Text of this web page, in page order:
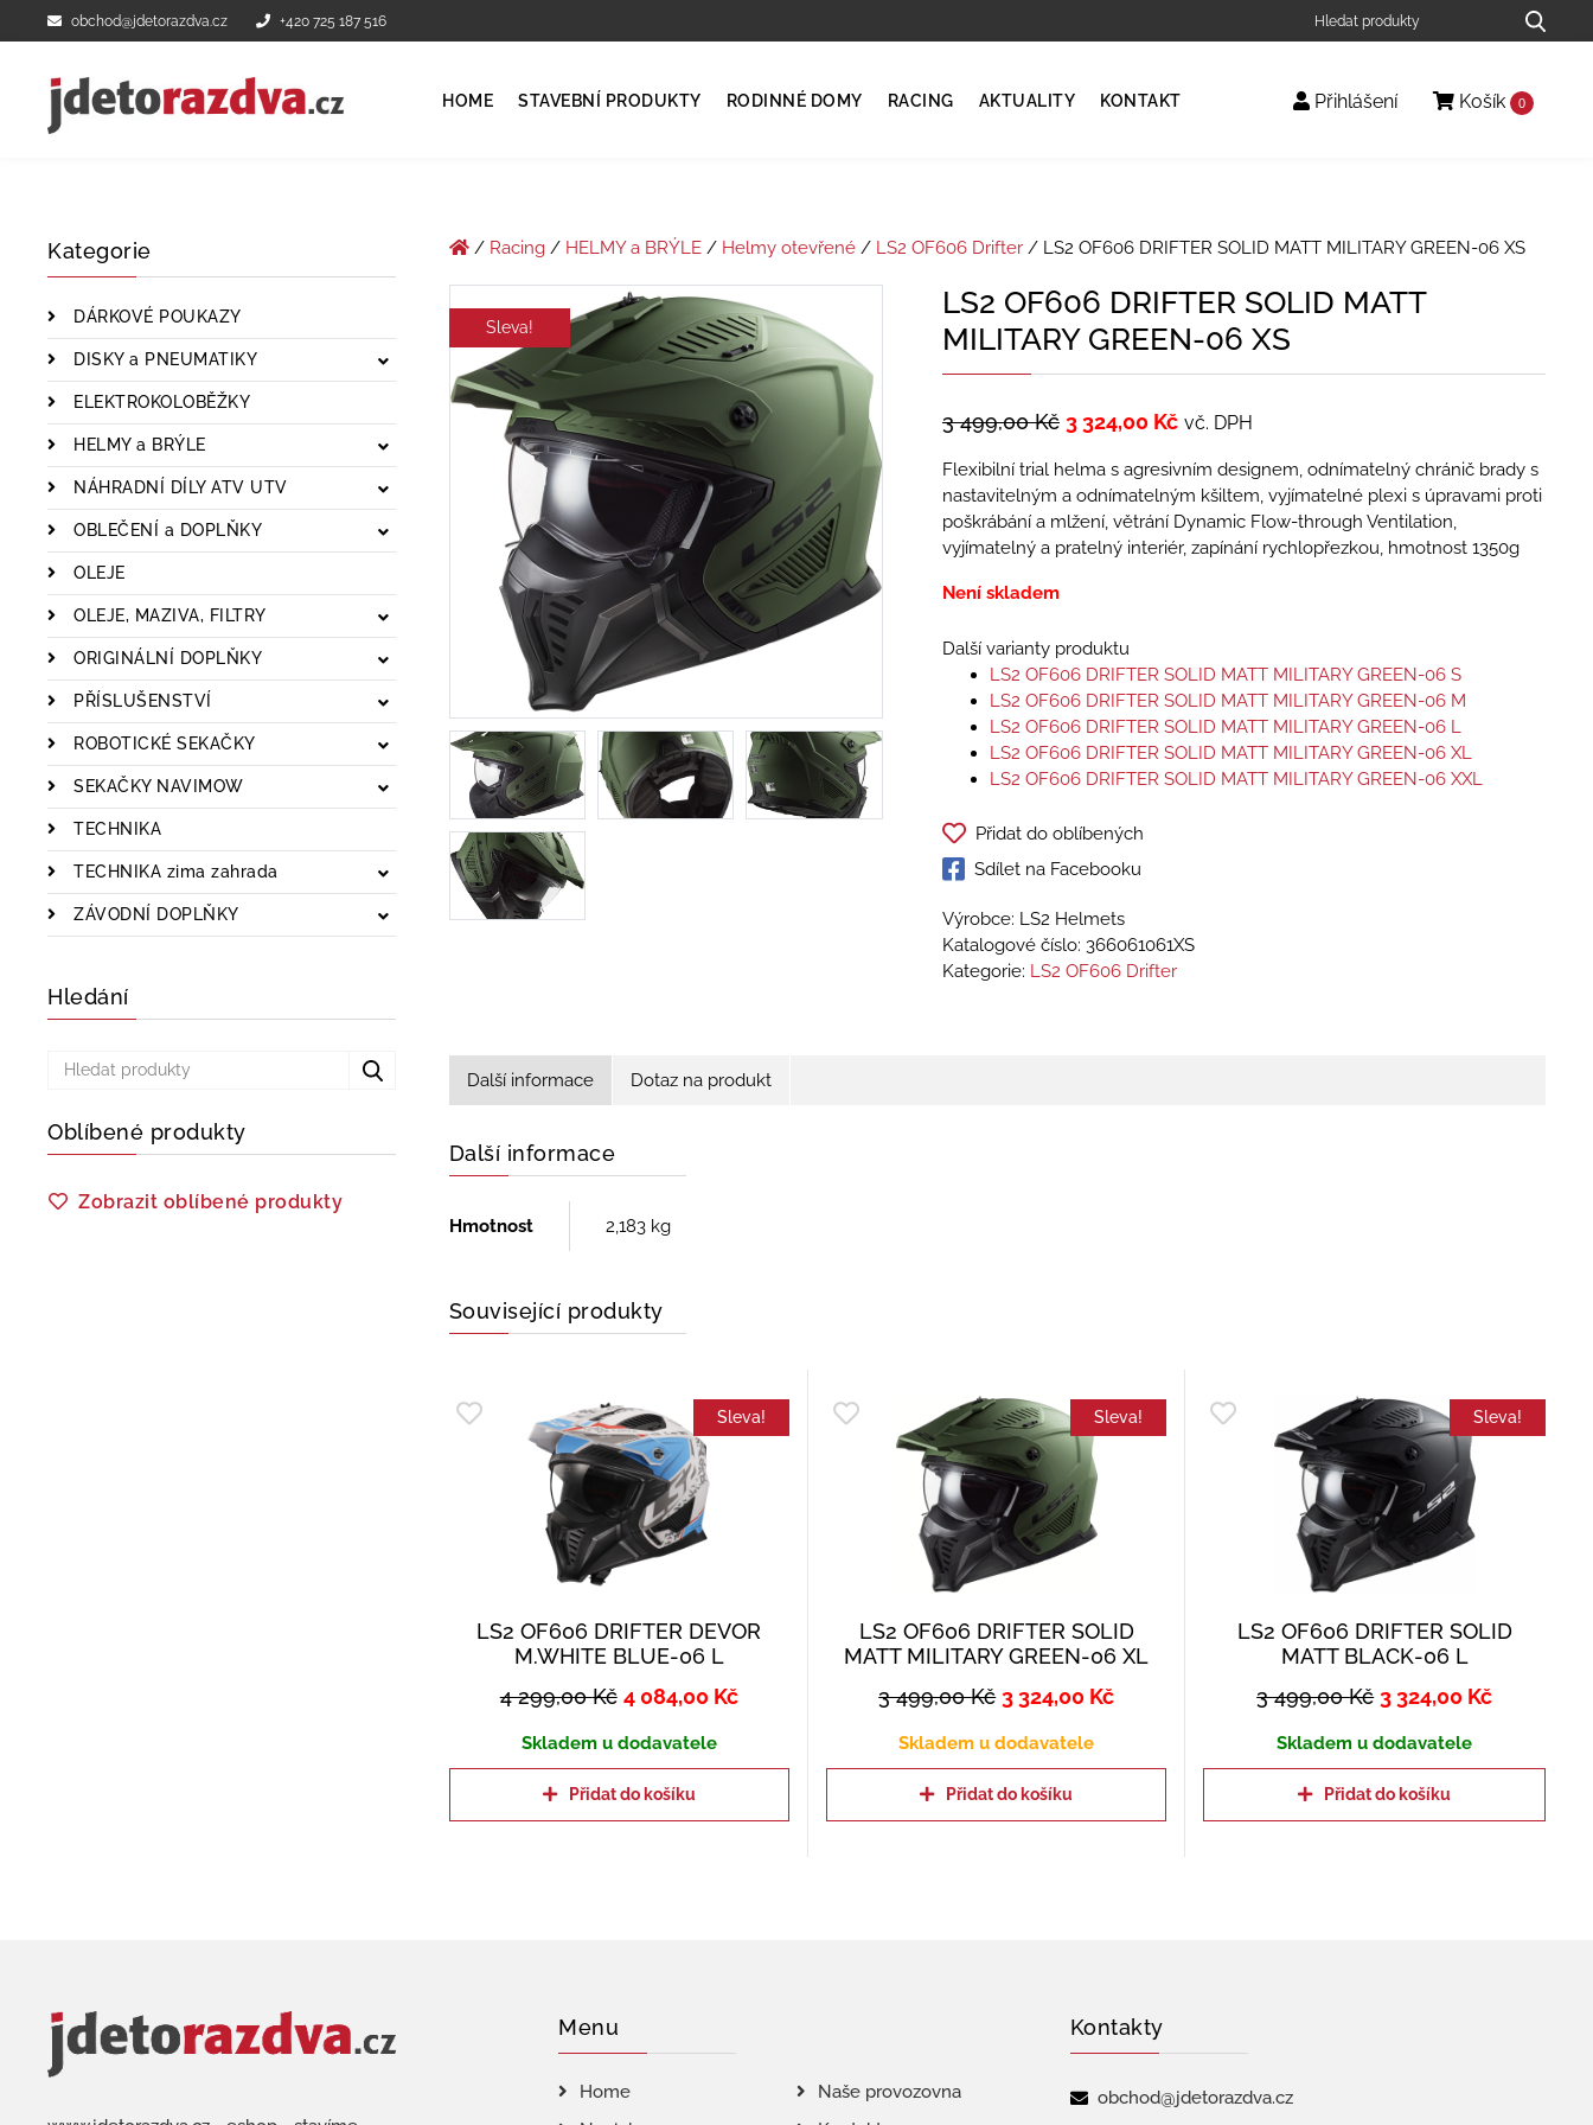
obchod@jdetorazdva.cz +420 725 187 516
HOME STAVEBNÍ PRODUKTY RODINNÉ DOMY RACING AKTUALITY KONTAKT Přihlášení Košík 0
Kategorie
DÁRKOVÉ POUKAZY
DISKY a PNEUMATIKY
ELEKTROKOLOBĚŽKY
HELMY a BRÝLE
NÁHRADNÍ DÍLY ATV UTV
OBLEČENÍ a DOPLŇKY
OLEJE
OLEJE, MAZIVA, FILTRY
ORIGINÁLNÍ DOPLŇKY
PŘÍSLUŠENSTVÍ
ROBOTICKÉ SEKAČKY
SEKAČKY NAVIMOW
TECHNIKA
TECHNIKA zima zahrada
ZÁVODNÍ DOPLŇKY
Hledání
Oblíbené produkty
Zobrazit oblíbené produkty
/ Racing/ HELMY a BRÝLE/ Helmy otevřené/ LS2 OF606 Drifter/ LS2 OF606 DRIFTER SOLID MATT MILITARY GREEN-06 XS
Sleva!
LS2 OF606 DRIFTER SOLID MATT
MILITARY GREEN-06 XS
3 499,00Kč 3 324,00 Kč vč. DPH
Flexibilní trial helma s agresivním designem, odnímatelný chránič brady s
nastavitelným a odnímatelným kšiltem, vyjímatelné plexi s úpravami proti
poškrábání a mlžení, větrání Dynamic Flow-­through Ventilation,
vyjímatelný a pratelný interiér, zapínání rychlopřezkou, hmotnost 1350g
Není skladem
Další varianty produktu
LS2 OF606 DRIFTER SOLID MATT MILITARY GREEN-06 S
LS2 OF606 DRIFTER SOLID MATT MILITARY GREEN-06 M
LS2 OF606 DRIFTER SOLID MATT MILITARY GREEN-06 L
LS2 OF606 DRIFTER SOLID MATT MILITARY GREEN-06 XL
LS2 OF606 DRIFTER SOLID MATT MILITARY GREEN-06 XXL
Přidat do oblíbených
Sdílet na Facebooku
Výrobce: LS2 Helmets
Katalogové číslo: 366061061XS
Kategorie: LS2 OF606 Drifter
Další informace Dotaz na produkt
Další informace
Hmotnost 2,183 kg
Související produkty
Sleva!
LS2 OF606 DRIFTER DEVOR
M.WHITE BLUE-06 L
4 299,00Kč 4 084,00 Kč
Skladem u dodavatele
Přidat do košíku
Sleva!
LS2 OF606 DRIFTER SOLID
MATT MILITARY GREEN-06 XL
3 499,00Kč 3 324,00 Kč
Skladem u dodavatele
Přidat do košíku
Sleva!
LS2 OF606 DRIFTER SOLID
MATT BLACK-06 L
3 499,00Kč 3 324,00 Kč
Skladem u dodavatele
Přidat do košíku
Menu
Home
Naše provozovna
Kontakty
obchod@jdetorazdva.cz